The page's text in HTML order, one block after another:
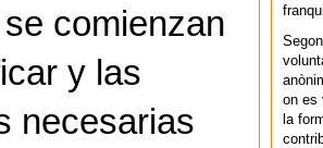
comienzan
y las
necesarias
on es
la